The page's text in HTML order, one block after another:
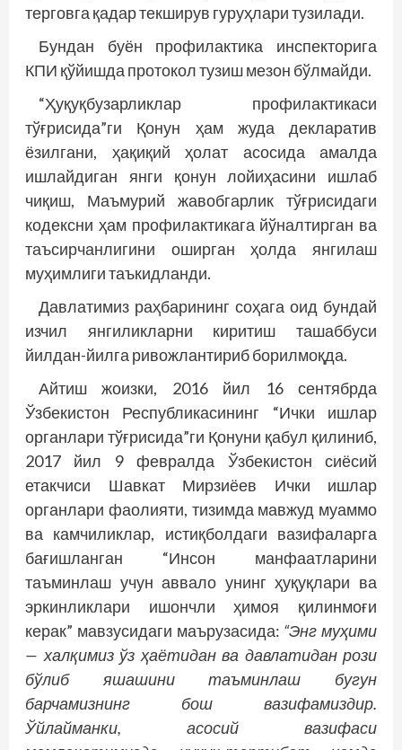
терговга қадар текширув гуруҳлари тузилади.
Бундан буён профилактика инспекторига
КПИ қўйишда протокол тузиш мезон бўлмайди.
“Ҳуқуқбузарликлар профилактикаси
тўғрисида”ги Қонун ҳам жуда декларатив
ёзилгани, ҳақиқий ҳолат асосида амалда
ишлайдиган янги қонун лойиҳасини ишлаб
чиқиш, Маъмурий жавобгарлик тўғрисидаги
кодексни ҳам профилактикага йўналтирган ва
таъсирчанлигини оширган ҳолда янгилаш
муҳимлиги таъкидланди.
Давлатимиз раҳбарининг соҳага оид бундай
изчил янгиликларни киритиш ташаббуси
йилдан-йилга ривожлантириб борилмоқда.
Айтиш жоизки, 2016 йил 16 сентябрда
Ўзбекистон Республикасининг “Ички ишлар
органлари тўғрисида”ги Қонуни қабул қилиниб,
2017 йил 9 февралда Ўзбекистон сиёсий
етакчиси Шавкат Мирзиёев Ички ишлар
органлари фаолияти, тизимда мавжуд муаммо
ва камчиликлар, истиқболдаги вазифаларга
бағишланган “Инсон манфаатларини
таъминлаш учун аввало унинг ҳуқуқлари ва
эркинликлари ишончли ҳимоя қилинмоғи
керак” мавзусидаги маърузасида: “Энг муҳими
— халқимиз ўз ҳаётидан ва давлатидан рози
бўлиб яшашини таъминлаш бугун
барчамизнинг бош вазифамиздир.
Ўйлайманки, асосий вазифаси